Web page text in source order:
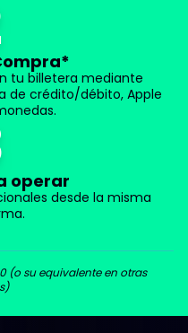
tu billetera mediante
de crédito/débito, Apple
operar
desde la misma
(o su equivalente en otras